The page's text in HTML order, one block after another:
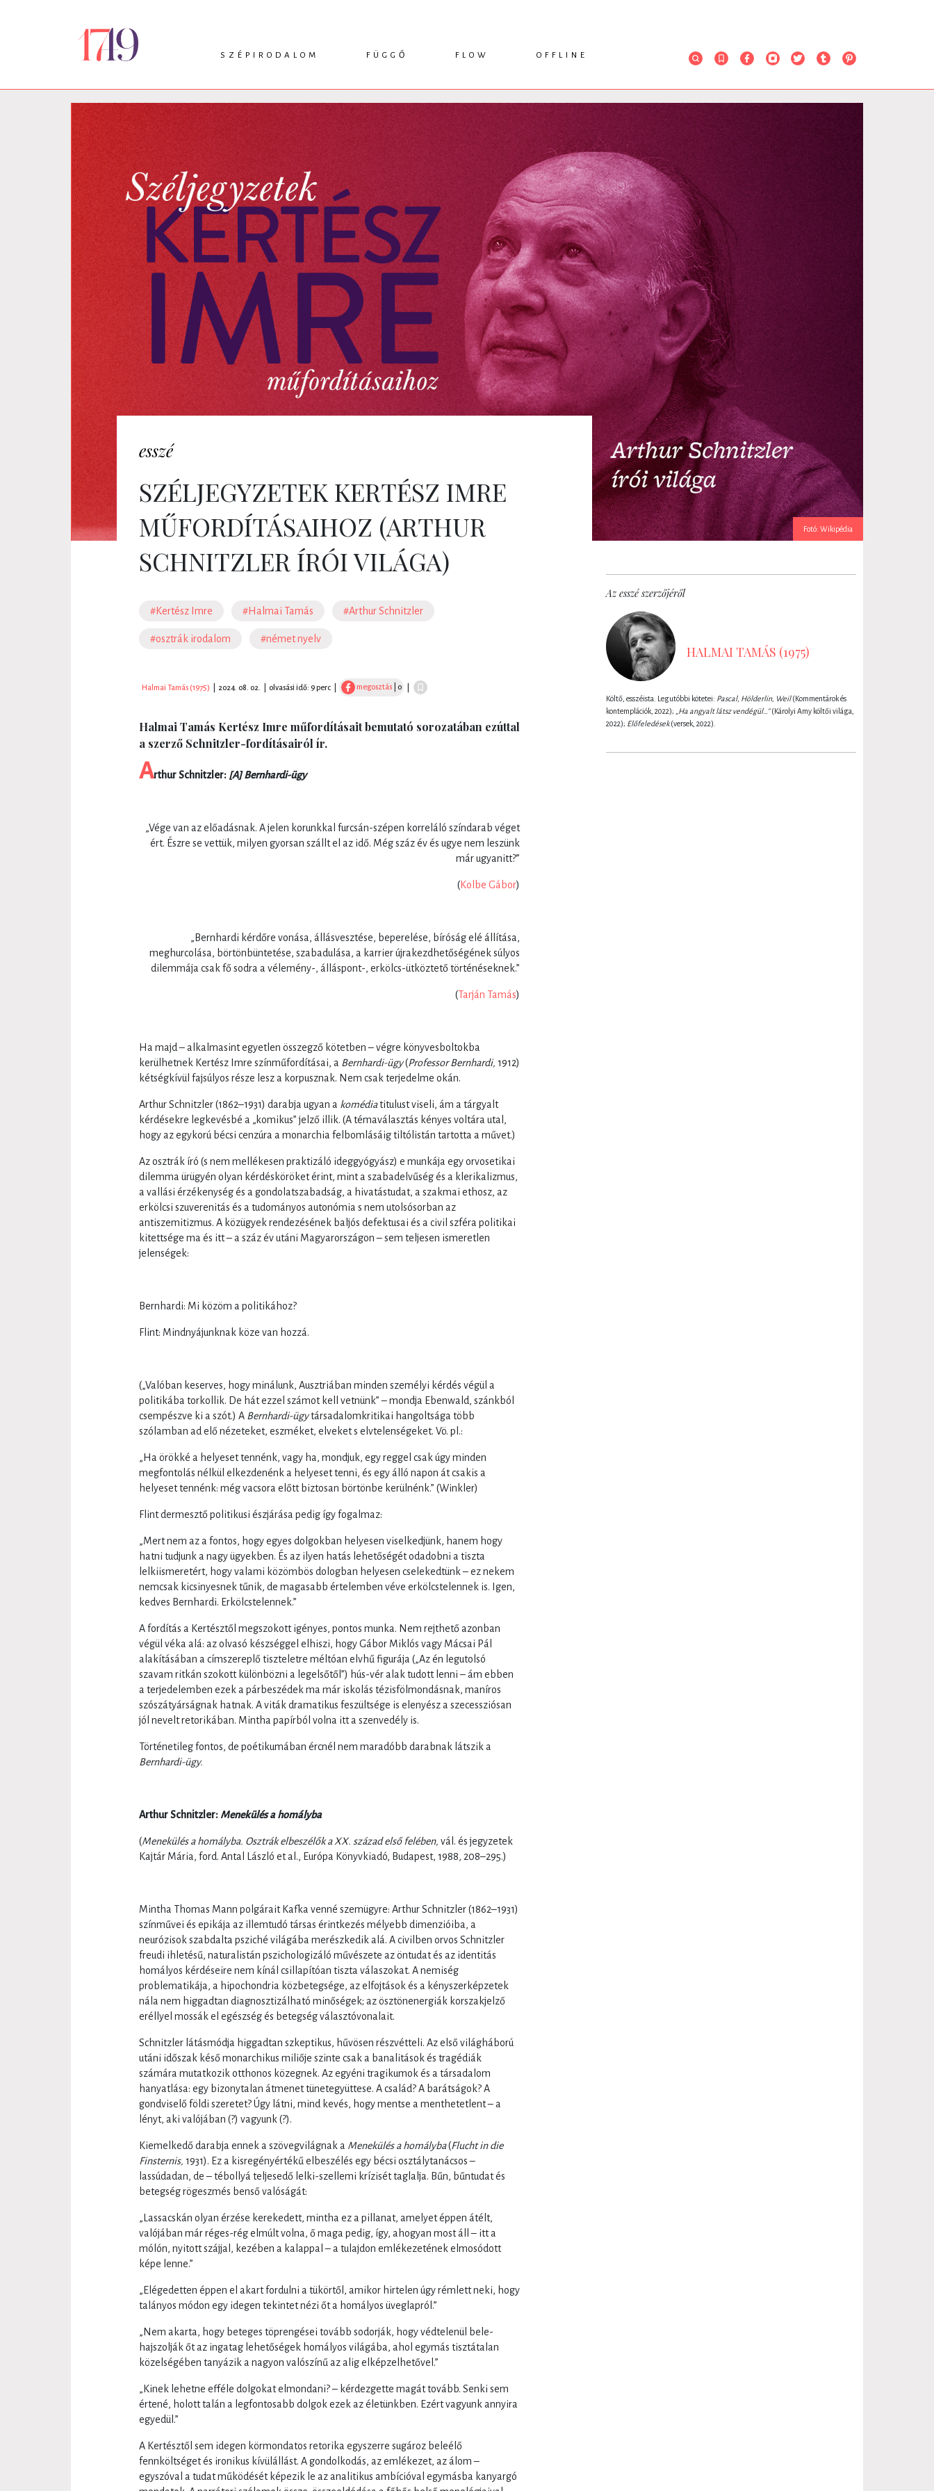
SZÉPIRODALOM
VERS
DRÁMA
FÜGGŐ
KRITIKA
PODCAST
FLOW
INTERJÚ
TOPLISTA
OFFLINE
RENDEZVÉNYEK
Fotó: Wikipédia
esszé
SZÉLJEGYZETEK KERTÉSZ IMRE
MŰFORDÍTÁSAIHOZ (ARTHUR
SCHNITZLER ÍRÓI VILÁGA)
#Kertész Imre #Halmai Tamás #Arthur Schnitzler
#osztrák irodalom #német nyelv
Halmai Tamás (1975) 2024. 08. 02. olvasási idő: 9 perc megosztás | 0
Halmai Tamás Kertész Imre műfordításait bemutató sorozatában ezúttal
a szerző Schnitzler-fordításairól ír.
Arthur Schnitzler: [A] Bernhardi-ügy
„Vége van az előadásnak. A jelen korunkkal furcsán-szépen korreláló színdarab véget
ért. Észre se vettük, milyen gyorsan szállt el az idő. Még száz év és ugye nem leszünk
már ugyanitt?”
(Kolbe Gábor)
„Bernhardi kérdőre vonása, állásvesztése, beperelése, bíróság elé állítása,
meghurcolása, börtönbüntetése, szabadulása, a karrier újrakezdhetőségének súlyos
dilemmája csak fő sodra a vélemény-, álláspont-, erkölcs-ütköztető történéseknek.”
(Tarján Tamás)
Ha majd – alkalmasint egyetlen összegző kötetben – végre könyvesboltokba
kerülhetnek Kertész Imre színműfordításai, a Bernhardi-ügy(Professor Bernhardi, 1912)
kétségkívül fajsúlyos része lesz a korpusznak. Nem csak terjedelme okán.
Arthur Schnitzler (1862–1931) darabja ugyan a komédiatitulust viseli, ám a tárgyalt
kérdésekre legkevésbé a „komikus” jelző illik. (A témaválasztás kényes voltára utal,
hogy az egykorú bécsi cenzúra a monarchia felbomlásáig tiltólistán tartotta a művet.)
Az osztrák író (s nem mellékesen praktizáló ideggyógyász) e munkája egy orvosetikai
dilemma ürügyén olyan kérdésköröket érint, mint a szabadelvűség és a klerikalizmus,
a vallási érzékenység és a gondolatszabadság, a hivatástudat, a szakmai ethosz, az
erkölcsi szuverenitás és a tudományos autonómia s nem utolsósorban az
antiszemitizmus. A közügyek rendezésének baljós defektusai és a civil szféra politikai
kitettsége ma és itt – a száz év utáni Magyarországon – sem teljesen ismeretlen
jelenségek:
Bernhardi: Mi közöm a politikához?
Flint: Mindnyájunknak köze van hozzá.
(„Valóban keserves, hogy minálunk, Ausztriában minden személyi kérdés végül a
politikába torkollik. De hát ezzel számot kell vetnünk” – mondja Ebenwald, szánkból
csempészve ki a szót.) A Bernhardi-ügytársadalomkritikai hangoltsága több
szólamban ad elő nézeteket, eszméket, elveket s elvtelenségeket. Vö. pl.:
„Ha örökké a helyeset tennénk, vagy ha, mondjuk, egy reggel csak úgy minden
megfontolás nélkül elkezdenénk a helyeset tenni, és egy álló napon át csakis a
helyeset tennénk: még vacsora előtt biztosan börtönbe kerülnénk.” (Winkler)
Flint dermesztő politikusi észjárása pedig így fogalmaz:
„Mert nem az a fontos, hogy egyes dolgokban helyesen viselkedjünk, hanem hogy
hatni tudjunk a nagy ügyekben. És az ilyen hatás lehetőségét odadobni a tiszta
lelkiismeretért, hogy valami közömbös dologban helyesen cselekedtünk – ez nekem
nemcsak kicsinyesnek tűnik, de magasabb értelemben véve erkölcstelennek is. Igen,
kedves Bernhardi. Erkölcstelennek.”
A fordítás a Kertésztől megszokott igényes, pontos munka. Nem rejthető azonban
végül véka alá: az olvasó készséggel elhiszi, hogy Gábor Miklós vagy Mácsai Pál
alakításában a címszereplő tiszteletre méltóan elvhű figurája („Az én legutolsó
szavam ritkán szokott különbözni a legelsőtől”) hús-vér alak tudott lenni – ám ebben
a terjedelemben ezek a párbeszédek ma már iskolás tézisfölmondásnak, maníros
szószátyárságnak hatnak. A viták dramatikus feszültsége is elenyész a szecessziósan
jól nevelt retorikában. Mintha papírból volna itt a szenvedély is.
Történetileg fontos, de poétikumában ércnél nem maradóbb darabnak látszik a
Bernhardi-ügy.
Arthur Schnitzler:Menekülés a homályba
(Menekülés a homályba. Osztrák elbeszélők a XX. század első felében, vál. és jegyzetek
Kajtár Mária, ford. Antal László et al., Európa Könyvkiadó, Budapest, 1988, 208–295.)
Mintha Thomas Mann polgárait Kafka venné szemügyre: Arthur Schnitzler (1862–1931)
színművei és epikája az illemtudó társas érintkezés mélyebb dimenzióiba, a
neurózisok szabdalta psziché világába merészkedik alá. A civilben orvos Schnitzler
freudi ihletésű, naturalistán pszichologizáló művészete az öntudat és az identitás
homályos kérdéseire nem kínál csillapítóan tiszta válaszokat. A nemiség
problematikája, a hipochondria közbetegsége, az elfojtások és a kényszerképzetek
nála nem higgadtan diagnosztizálható minőségek; az ösztönenergiák korszakjelző
eréllyel mossák el egészség és betegség választóvonalait.
Schnitzler látásmódja higgadtan szkeptikus, hűvösen részvétteli. Az első világháború
utáni időszak késő monarchikus miliője szinte csak a banalitások és tragédiák
számára mutatkozik otthonos közegnek. Az egyéni tragikumok és a társadalom
hanyatlása: egy bizonytalan átmenet tünetegyüttese. A család? A barátságok? A
gondviselő földi szeretet? Úgy látni, mind kevés, hogy mentse a menthetetlent – a
lényt, aki valójában (?) vagyunk (?).
Kiemelkedő darabja ennek a szövegvilágnak a Menekülés a homályba(Flucht in die
Finsternis, 1931). Ez a kisregényértékű elbeszélés egy bécsi osztálytanácsos –
lassúdadan, de – tébollyá teljesedő lelki-szellemi krízisét taglalja. Bűn, bűntudat és
betegség rögeszmés benső valóságát:
„Lassacskán olyan érzése kerekedett, mintha ez a pillanat, amelyet éppen átélt,
valójában már réges-rég elmúlt volna, ő maga pedig, így, ahogyan most áll – itt a
mólón, nyitott szájjal, kezében a kalappal – a tulajdon emlékezetének elmosódott
képe lenne.”
„Elégedetten éppen el akart fordulni a tükörtől, amikor hirtelen úgy rémlett neki, hogy
talányos módon egy idegen tekintet nézi őt a homályos üveglapról.”
„Nem akarta, hogy beteges töprengései tovább sodorják, hogy védtelenül bele­
hajszolják őt az ingatag lehetőségek homályos világába, ahol egymás tisztátalan
közelségében tanyázik a nagyon valószínű az alig elképzelhetővel.”
„Kinek lehetne efféle dolgokat elmondani? – kérdezgette magát tovább. Senki sem
értené, holott talán a legfontosabb dolgok ezek az életünk­ben. Ezért vagyunk annyira
egyedül.”
A Kertésztől sem idegen körmondatos retorika egyszerre sugároz beleélő
fennköltséget és ironikus kívülállást. A gondolkodás, az emlékezet, az álom –
egyszóval a tudat működését képezik le az analitikus ambícióval egymásba kanyargó
Az esszé szerzőjéről
HALMAI TAMÁS (1975)
Költő, esszéista. Legutóbbi kötetei: Pascal, Hölderlin, Weil(Kommentárok és
kontemplációk, 2022);
„Ha angyalt látsz vendégül…”(Károlyi Amy költői világa,
2022); Előfeledések(versek, 2022).